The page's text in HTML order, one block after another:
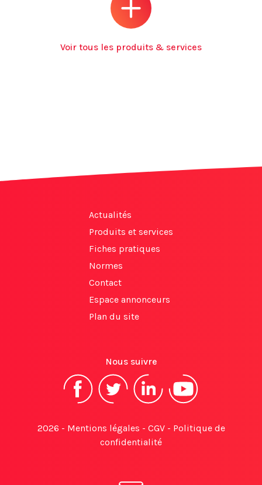
Voir tous les produits & services
Actualités
Produits et services
Fiches pratiques
Normes
Contact
Espace annonceurs
Plan du site
Nous suivre
2026 - Mentions légales - CGV- Politique de
confidentialité